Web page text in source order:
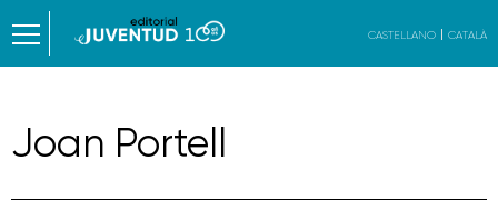
CASTELLANO CATALÀ
Joan Portell